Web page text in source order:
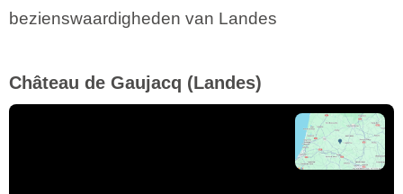
bezienswaardigheden van Landes
Château de Gaujacq (Landes)